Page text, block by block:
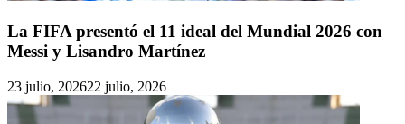
La FIFA presentó el 11 ideal del Mundial 2026 con
Messi y Lisandro Martínez
23 julio, 202622 julio, 2026